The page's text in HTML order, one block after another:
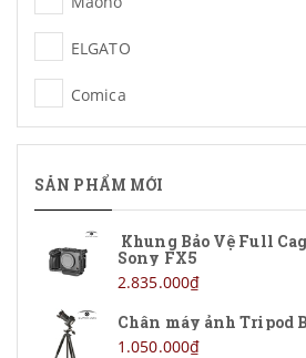
ELGATO
Comica
Zoom
Ulanzi
DJI
Hollyland
Sennheiser
SẢN PHẨM MỚI
Khung Bảo Vệ Full
Sony FX5
2.835.000₫
Chân máy ảnh Tripod
1.050.000₫